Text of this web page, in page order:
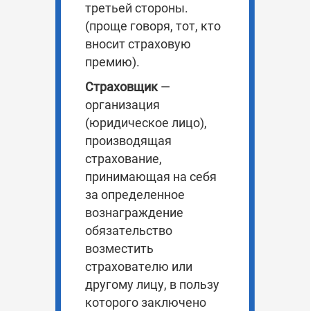
третьей стороны.
(проще говоря, тот, кто
вносит страховую
премию).
Страховщик —
организация
(юридическое лицо),
производящая
страхование,
принимающая на себя
за определенное
вознаграждение
обязательство
возместить
страхователю или
другому лицу, в пользу
которого заключено